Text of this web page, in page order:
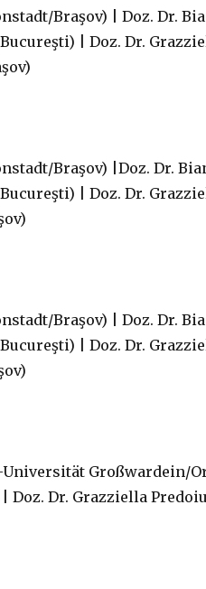
Braşov) | Doz. Dr.
| Doz. Dr.
Braşov) |Doz. Dr.
| Doz. Dr.
Braşov) | Doz. Dr.
| Doz. Dr.
Universität Großwardein/
Dr. Grazziella